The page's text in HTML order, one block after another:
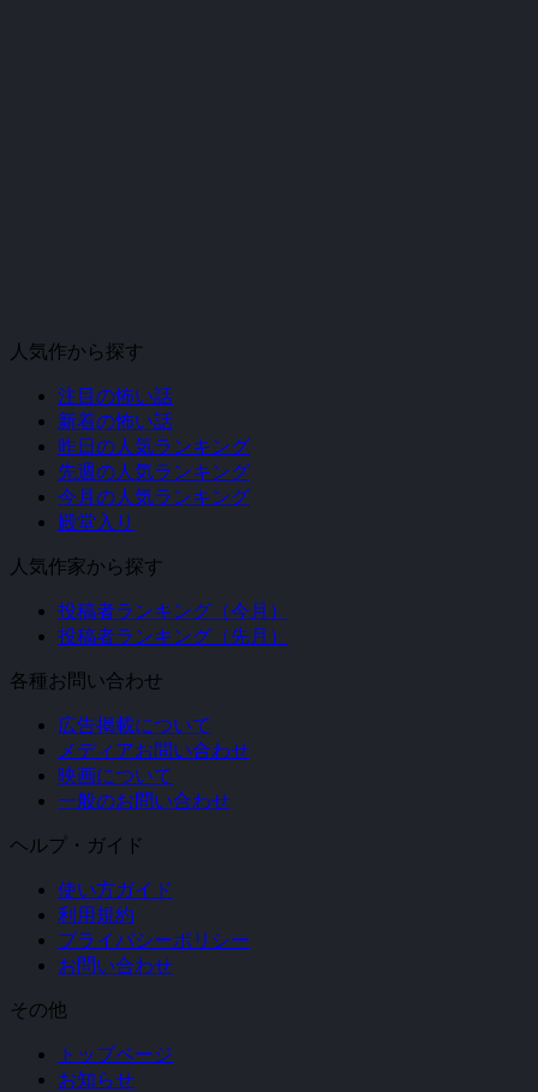
人気作から探す
注目の怖い話
新着の怖い話
昨日の人気ランキング
先週の人気ランキング
今月の人気ランキング
殿堂入り
人気作家から探す
投稿者ランキング（今月）
投稿者ランキング（先月）
各種お問い合わせ
広告掲載について
メディアお問い合わせ
映画について
一般のお問い合わせ
ヘルプ・ガイド
使い方ガイド
利用規約
プライバシーポリシー
お問い合わせ
その他
トップページ
お知らせ